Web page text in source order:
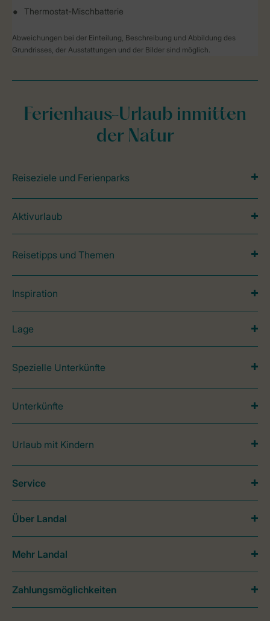
Thermostat-Mischbatterie
Abweichungen bei der Einteilung, Beschreibung und Abbildung des
Grundrisses, der Ausstattungen und der Bilder sind möglich.
Ferienhaus-Urlaub inmitten
der Natur
Reiseziele und Ferienparks
Aktivurlaub
Reisetipps und Themen
Inspiration
Lage
Spezielle Unterkünfte
Unterkünfte
Urlaub mit Kindern
Service
Über Landal
Mehr Landal
Zahlungsmöglichkeiten